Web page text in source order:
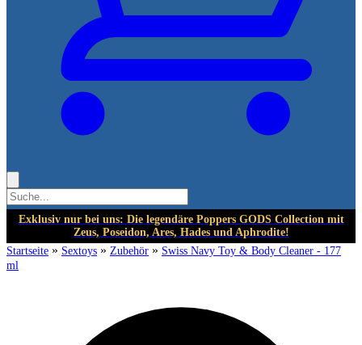
Exklusiv nur bei uns: Die legendäre Poppers GODS Collection mit
Zeus, Poseidon, Ares, Hades und Aphrodite!
Startseite » Sextoys » Zubehör » Swiss Navy Toy & Body Cleaner - 177
ml